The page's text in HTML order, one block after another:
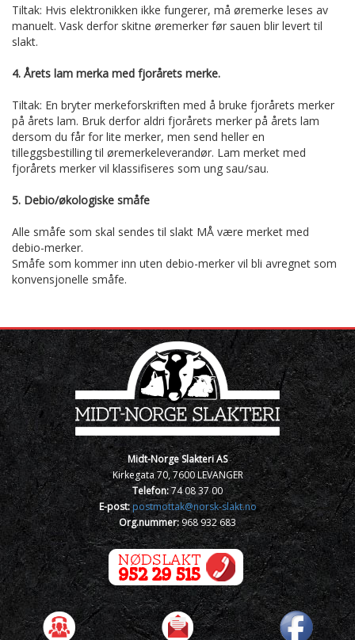
Tiltak: Hvis elektronikken ikke fungerer, må øremerke leses av
manuelt. Vask derfor skitne øremerker før sauen blir levert til
slakt.
4. Årets lam merka med fjorårets merke.
Tiltak: En bryter merkeforskriften med å bruke fjorårets merker
på årets lam. Bruk derfor aldri fjorårets merker på årets lam
dersom du får for lite merker, men send heller en
tilleggsbestilling til øremerkeleverandør. Lam merket med
fjorårets merker vil klassifiseres som ung sau/sau.
5. Debio/økologiske småfe
Alle småfe som skal sendes til slakt MÅ være merket med
debio-merker.
Småfe som kommer inn uten debio-merker vil bli avregnet som
konvensjonelle småfe.
Midt-Norge Slakteri AS
Kirkegata 70, 7600 LEVANGER
Telefon:74 08 37 00
E-post:postmottak@norsk-slakt.no
Org.nummer:968 932 683